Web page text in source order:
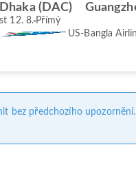
Dhaka (DAC)
st 12. 8. Přímý
US-Bangla
bez předchozího